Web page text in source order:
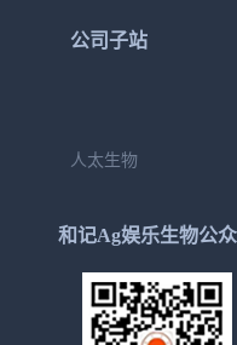
公司子站
人太生物
和记Ag娱乐生物公